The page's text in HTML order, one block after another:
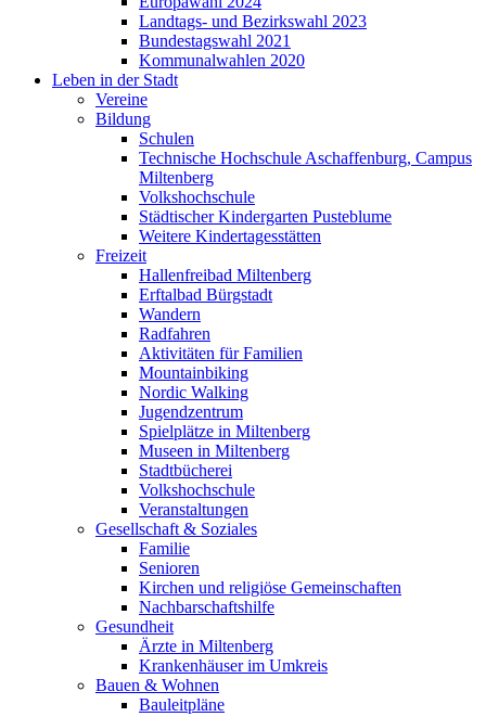
Landtags- und Bezirkswahl 2023
Bundestagswahl 2021
Kommunalwahlen 2020
Leben in der Stadt
Vereine
Bildung
Schulen
Technische Hochschule Aschaffenburg, Campus
Miltenberg
Volkshochschule
Städtischer Kindergarten Pusteblume
Weitere Kindertagesstätten
Freizeit
Hallenfreibad Miltenberg
Erftalbad Bürgstadt
Wandern
Radfahren
Aktivitäten für Familien
Mountainbiking
Nordic Walking
Jugendzentrum
Spielplätze in Miltenberg
Museen in Miltenberg
Stadtbücherei
Volkshochschule
Veranstaltungen
Gesellschaft & Soziales
Familie
Senioren
Kirchen und religiöse Gemeinschaften
Nachbarschaftshilfe
Gesundheit
Ärzte in Miltenberg
Krankenhäuser im Umkreis
Bauen & Wohnen
Bauleitpläne